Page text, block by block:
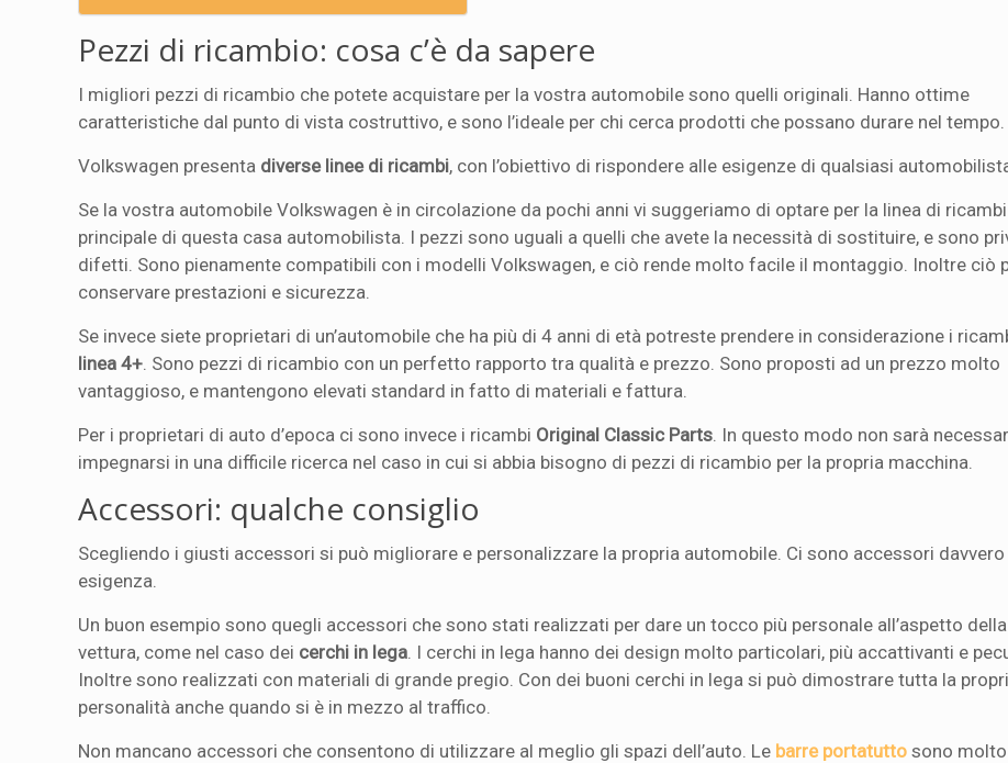
Pezzi di ricambio: cosa c’è da sapere
I migliori pezzi di ricambio che potete acquistare per la vostra automobile sono quelli originali. Hanno ottime
caratteristiche dal punto di vista costruttivo, e sono l’ideale per chi cerca prodotti che possano durare nel tempo.
Volkswagen presenta diverse linee di ricambi, con l’obiettivo di rispondere alle esigenze di qualsiasi
Se la vostra automobile Volkswagen è in circolazione da pochi anni vi suggeriamo di optare per la linea di ricambi
principale di questa casa automobilista. I pezzi sono uguali a quelli che avete la necessità di sostituire, e sono
difetti. Sono pienamente compatibili con i modelli Volkswagen, e ciò rende molto facile il montaggio. Inoltre ciò
conservare prestazioni e sicurezza.
Se invece siete proprietari di un’automobile che ha più di 4 anni di età potreste prendere in considerazione i
linea 4+. Sono pezzi di ricambio con un perfetto rapporto tra qualità e prezzo. Sono proposti ad un prezzo molto
vantaggioso, e mantengono elevati standard in fatto di materiali e fattura.
Per i proprietari di auto d’epoca ci sono invece i ricambi Original Classic Parts. In questo modo non sarà
impegnarsi in una difficile ricerca nel caso in cui si abbia bisogno di pezzi di ricambio per la propria macchina.
Accessori: qualche consiglio
Scegliendo i giusti accessori si può migliorare e personalizzare la propria automobile. Ci sono accessori davvero
esigenza.
Un buon esempio sono quegli accessori che sono stati realizzati per dare un tocco più personale all’aspetto
vettura, come nel caso dei cerchi in lega. I cerchi in lega hanno dei design molto particolari, più accattivanti e
Inoltre sono realizzati con materiali di grande pregio. Con dei buoni cerchi in lega si può dimostrare tutta la
personalità anche quando si è in mezzo al traffico.
Non mancano accessori che consentono di utilizzare al meglio gli spazi dell’auto. Le barre portatutto sono molto